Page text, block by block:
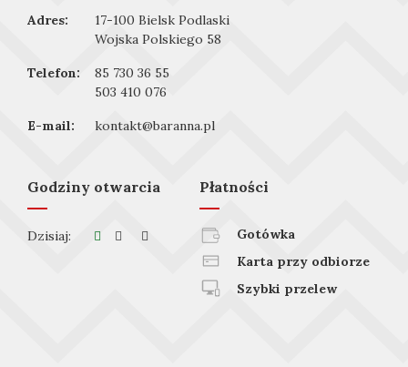
Adres:
17-100 Bielsk Podlaski
Wojska Polskiego 58
Telefon:
85 730 36 55
503 410 076
E-mail: kontakt@baranna.pl
Godziny otwarcia
Dzisiaj:
Płatności
Gotówka
Karta przy odbiorze
Szybki przelew